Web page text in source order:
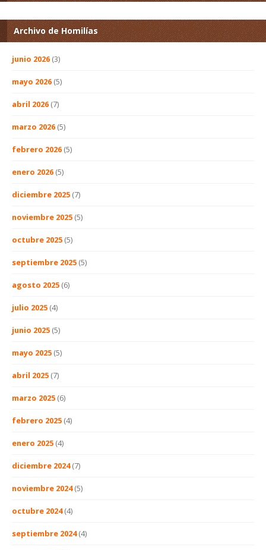
Archivo de Homilías
junio 2026 (3)
mayo 2026 (5)
abril 2026 (7)
marzo 2026 (5)
febrero 2026 (5)
enero 2026 (5)
diciembre 2025 (7)
noviembre 2025 (5)
octubre 2025 (5)
septiembre 2025 (5)
agosto 2025 (6)
julio 2025 (4)
junio 2025 (5)
mayo 2025 (5)
abril 2025 (7)
marzo 2025 (6)
febrero 2025 (4)
enero 2025 (4)
diciembre 2024(7)
noviembre 2024(5)
octubre 2024(4)
septiembre 2024(4)